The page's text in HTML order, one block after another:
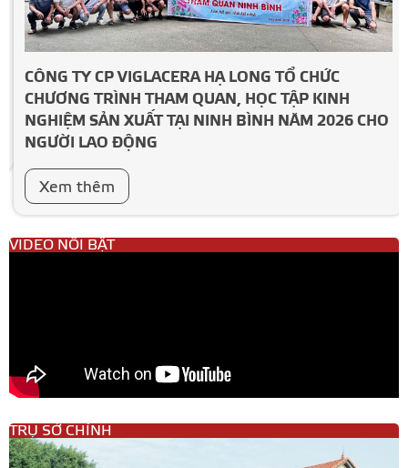
CÔNG TY CP VIGLACERA HẠ LONG TỔ CHỨC
CHƯƠNG TRÌNH THAM QUAN, HỌC TẬP KINH
NGHIỆM SẢN XUẤT TẠI NINH BÌNH NĂM 2026 CHO
NGƯỜI LAO ĐỘNG
Xem thêm
VIDEO NỔI BẬT
TRỤ SỞ CHÍNH